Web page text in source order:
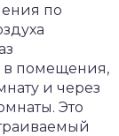
по
в помещения,
и через
Это